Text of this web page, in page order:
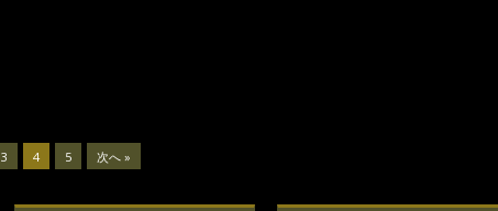
3 4 5 次へ »